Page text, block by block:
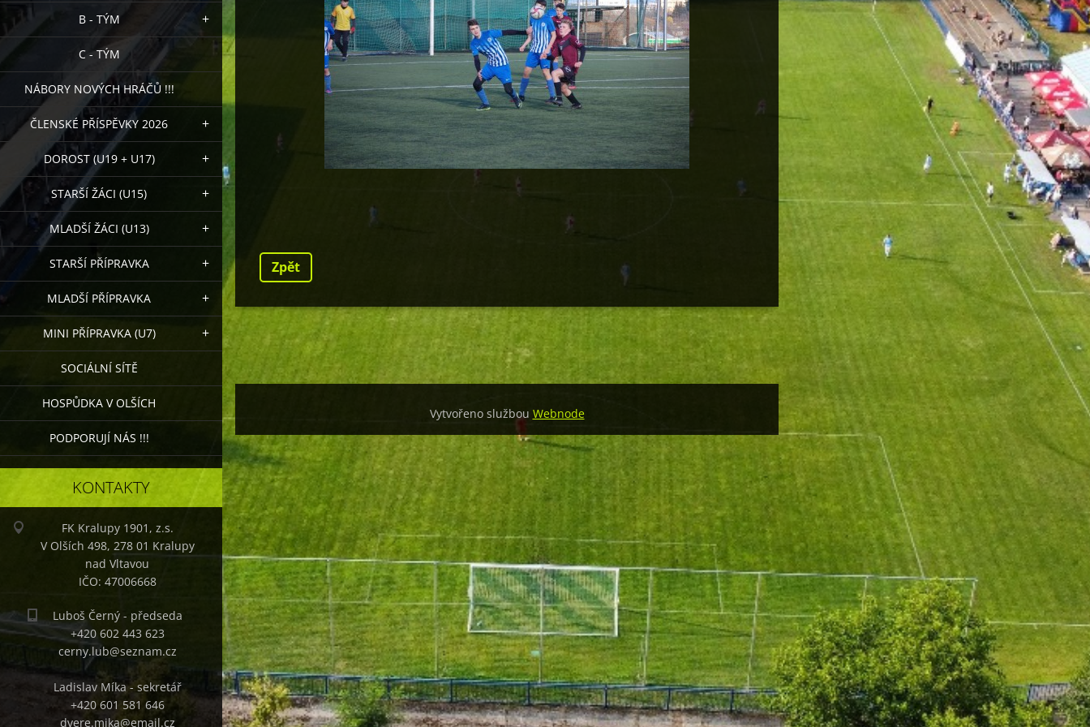
B - TÝM
C - TÝM
NÁBORY NOVÝCH HRÁČŮ !!!
ČLENSKÉ PŘÍSPĚVKY 2026
DOROST (U19 + U17)
STARŠÍ ŽÁCI (U15)
MLADŠÍ ŽÁCI (U13)
STARŠÍ PŘÍPRAVKA
MLADŠÍ PŘÍPRAVKA
MINI PŘÍPRAVKA (U7)
SOCIÁLNÍ SÍTĚ
HOSPŮDKA V OLŠÍCH
PODPORUJÍ NÁS !!!
KONTAKTY
FK Kralupy 1901, z.s.
V Olších 498, 278 01 Kralupy
nad Vltavou
IČO: 47006668
Luboš Černý - předseda
+420 602 443 623
cerny.lub@seznam.cz
Ladislav Míka - sekretář
+420 601 581 646
dvere.mika@email.cz
Zpět
Vytvořeno službou Webnode